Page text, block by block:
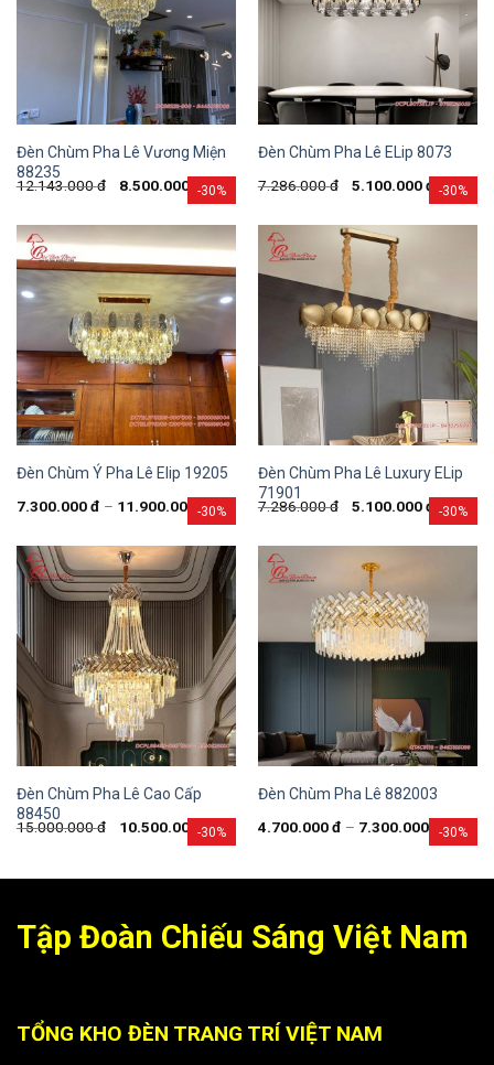
-30%
Đèn Chùm Pha Lê Vương Miện
88235
12.143.000đ 8.500.000 đ -30%
Đèn Chùm Pha Lê ELip 8073
7.286.000đ 5.100.000đ
-30%
Đèn Chùm Ý Pha Lê Elip 19205
7.300.000đ – 11.900.000 đ -30%
Đèn Chùm Pha Lê Luxury ELip
71901
7.286.000đ 5.100.000đ
-30%
Đèn Chùm Pha Lê Cao Cấp
88450
15.000.000đ 10.500.000 đ -30%
Đèn Chùm Pha Lê 882003
4.700.000đ – 7.300.000
Tập Đoàn Chiếu Sáng Việt Nam
TỔNG KHO ĐÈN TRANG TRÍ VIỆT NAM